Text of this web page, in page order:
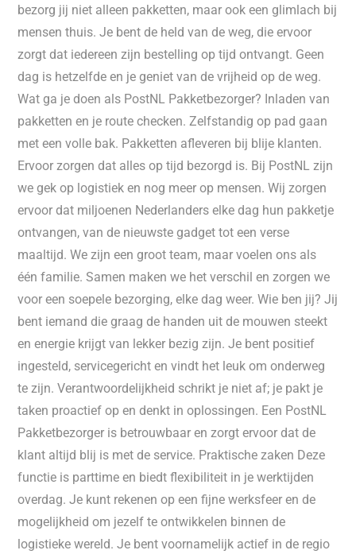
bezorg jij niet alleen pakketten, maar ook een glimlach bij
mensen thuis. Je bent de held van de weg, die ervoor
zorgt dat iedereen zijn bestelling op tijd ontvangt. Geen
dag is hetzelfde en je geniet van de vrijheid op de weg.
Wat ga je doen als PostNL Pakketbezorger? Inladen van
pakketten en je route checken. Zelfstandig op pad gaan
met een volle bak. Pakketten afleveren bij blije klanten.
Ervoor zorgen dat alles op tijd bezorgd is. Bij PostNL zijn
we gek op logistiek en nog meer op mensen. Wij zorgen
ervoor dat miljoenen Nederlanders elke dag hun pakketje
ontvangen, van de nieuwste gadget tot een verse
maaltijd. We zijn een groot team, maar voelen ons als
één familie. Samen maken we het verschil en zorgen we
voor een soepele bezorging, elke dag weer. Wie ben jij? Jij
bent iemand die graag de handen uit de mouwen steekt
en energie krijgt van lekker bezig zijn. Je bent positief
ingesteld, servicegericht en vindt het leuk om onderweg
te zijn. Verantwoordelijkheid schrikt je niet af; je pakt je
taken proactief op en denkt in oplossingen. Een PostNL
Pakketbezorger is betrouwbaar en zorgt ervoor dat de
klant altijd blij is met de service. Praktische zaken Deze
functie is parttime en biedt flexibiliteit in je werktijden
overdag. Je kunt rekenen op een fijne werksfeer en de
mogelijkheid om jezelf te ontwikkelen binnen de
logistieke wereld. Je bent voornamelijk actief in de regio